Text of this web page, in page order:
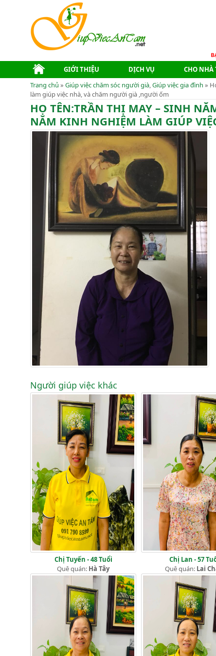
GIỚI THIỆU DỊCH VỤ CHO NHÀ
Trang chủ » Giúp việc chăm sóc người già,Giúp việc gia đình »
làm giúp việc nhà, và chăm người già ,người ốm
HỌ TÊN:TRẦN THỊ MAY – SINH
NĂM KINH NGHIỆM LÀM GIÚP
Người giúp việc khác
Chị Tuyến - 48 Tuổi
Quê quán: Hà Tây
Chị Lan - 57
Quê quán: Lai